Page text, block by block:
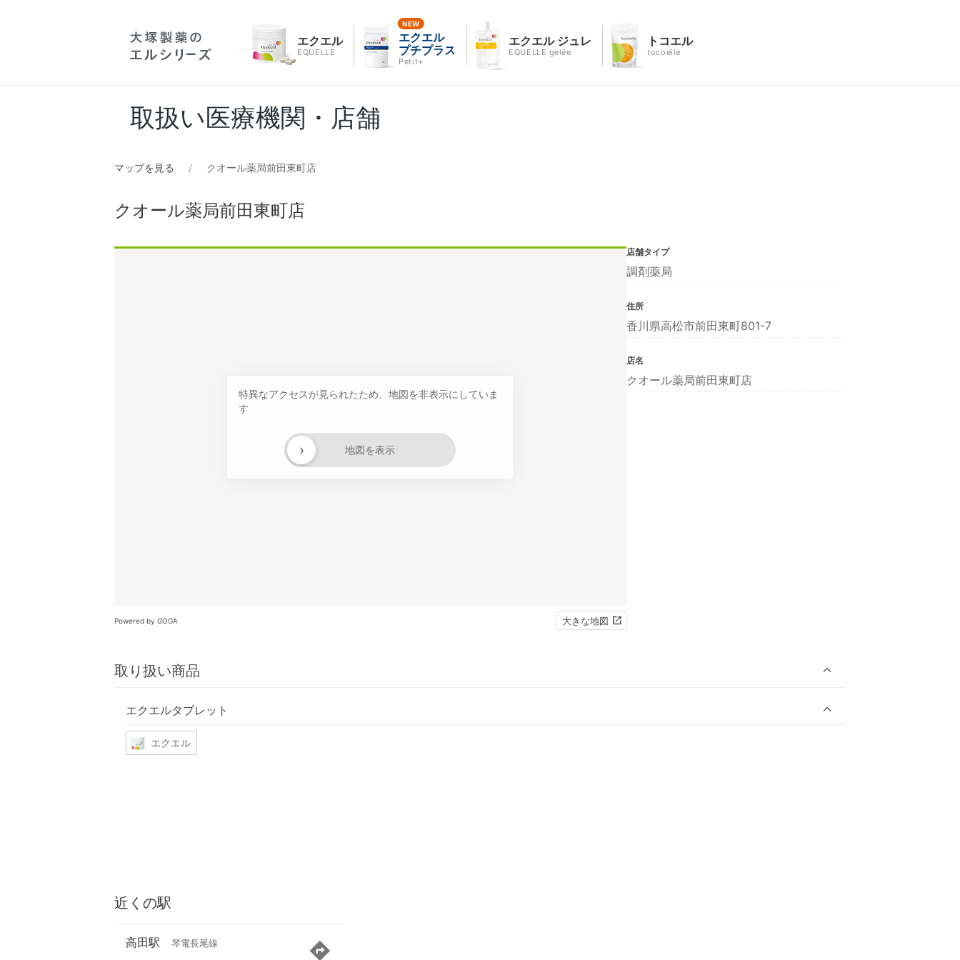
エクエル
EQUELLE
エクエル
プチプラス
Petit+
エクエル ジュレ
EQUELLE gelée
トコエル
tocoelle
取扱い医療機関・店舗
マップを見る クオール薬局前田東町店
クオール薬局前田東町店
特異なアクセスが見られたため、地図を非表示にしていま
す
地図を表示
›
Powered by GOGA 大きな地図
取り扱い商品
エクエルタブレット
エクエル
店舗タイプ
調剤薬局
住所
香川県高松市前田東町801-7
店名
クオール薬局前田東町店
近くの駅
高田駅 琴電長尾線